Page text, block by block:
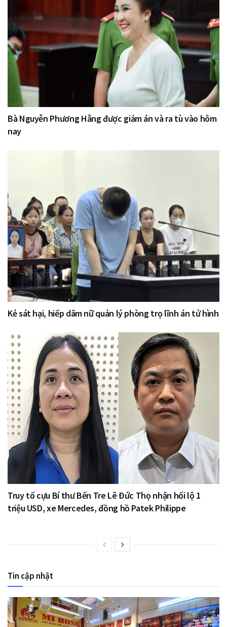
Bà Nguyễn Phương Hằng được giảm án và ra tù vào hôm
nay
Kẻ sát hại, hiếp dâm nữ quản lý phòng trọ lĩnh án tử hình
Truy tố cựu Bí thư Bến Tre Lê Đức Thọ nhận hối lộ 1
triệu USD, xe Mercedes, đồng hồ Patek Philippe
Tin cập nhật